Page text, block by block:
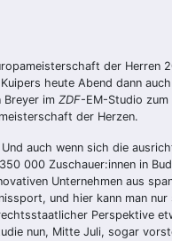
der
heute Abend dann
Breyer im ZDF-EM-Studio zum
der Herzen.
auch wenn sich die
000 Zuschauer:innen in
Unternehmen aus
und hier kann man
Perspektive
nun, Mitte Juli, sogar